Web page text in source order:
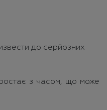
до серйозних
з часом, що може